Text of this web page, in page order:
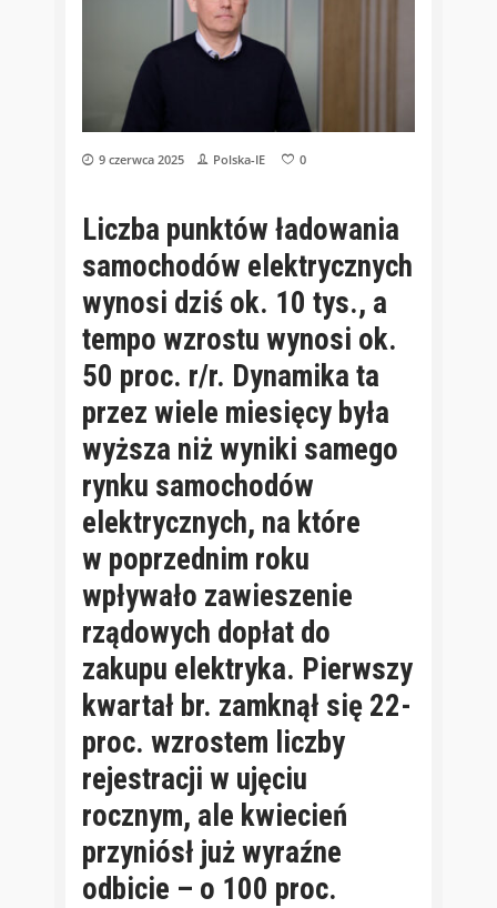
9 czerwca 2025 Polska-IE 0
Liczba punktów ładowania
samochodów elektrycznych
wynosi dziś ok. 10 tys., a
tempo wzrostu wynosi ok.
50 proc. r/r. Dynamika ta
przez wiele miesięcy była
wyższa niż wyniki samego
rynku samochodów
elektrycznych, na które
w poprzednim roku
wpływało zawieszenie
rządowych dopłat do
zakupu elektryka. Pierwszy
kwartał br. zamknął się 22-
proc. wzrostem liczby
rejestracji w ujęciu
rocznym, ale kwiecień
przyniósł już wyraźne
odbicie – o 100 proc.